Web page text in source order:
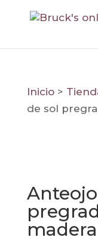
Inicio >
de sol
madera